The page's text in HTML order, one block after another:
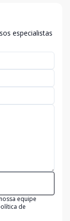
especialistas
equipe
de